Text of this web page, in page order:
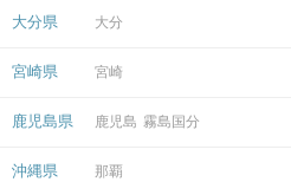
大分県 大分
宮崎県 宮崎
鹿児島県 鹿児島 霧島国分
沖縄県 那覇